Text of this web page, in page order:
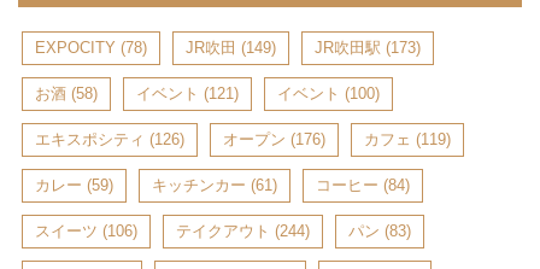
EXPOCITY (78) JR吹田 (149) JR吹田駅 (173)
お酒 (58) イベント (121) イベント (100)
エキスポシティ (126) オープン (176) カフェ (119)
カレー (59) キッチンカー (61) コーヒー (84)
スイーツ (106) テイクアウト (244) パン (83)